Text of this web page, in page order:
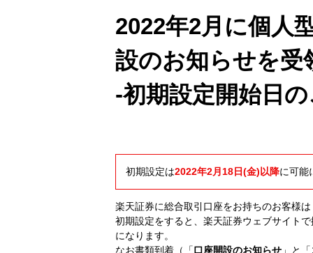
2022年2月に個人
設のお知らせを受
-初期設定開始日
初期設定は2022年2月18日(金)以降に可能
楽天証券に総合取引口座をお持ちのお客様は
初期設定をすると、楽天証券ウェブサイト
になります。
なお書類到着（「口座開設のお知らせ 」と「